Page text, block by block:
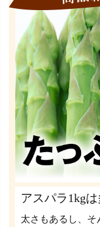
アスパラ1kgは
太さもあるし、